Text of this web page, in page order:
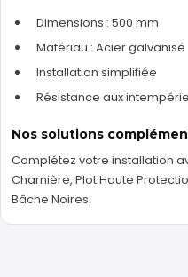
Dimensions : 500 mm
Matériau : Acier galvanisé
Installation simplifiée
Résistance aux
Nos solutions
Complétez votre installation
Charnière, Plot Haute
Bâche Noires.